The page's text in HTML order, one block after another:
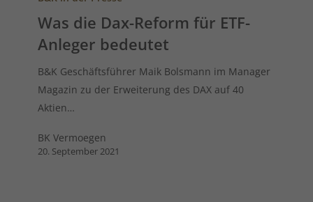
Was die Dax-Reform für ETF-
Anleger bedeutet
B&K Geschäftsführer Maik Bolsmann im Manager
Magazin zu der Erweiterung des DAX auf 40
Aktien…
BK Vermoegen
20. September 2021